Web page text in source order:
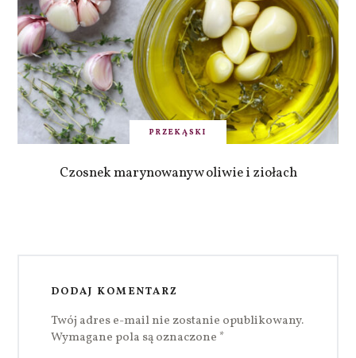
PRZEKĄSKI
Czosnek marynowany w oliwie i ziołach
DODAJ KOMENTARZ
Twój adres e-mail nie zostanie opublikowany.
Wymagane pola są oznaczone *